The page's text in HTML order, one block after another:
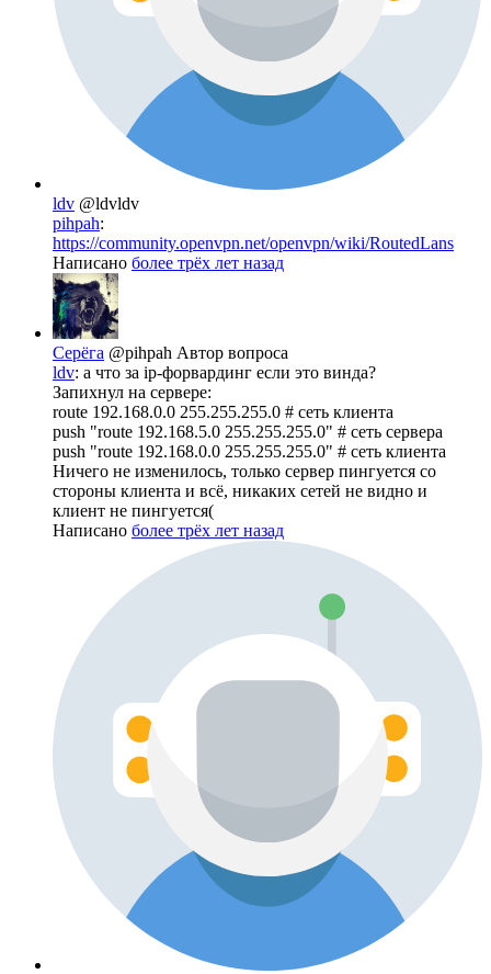
ldv @ldvldv
pihpah:
https://community.openvpn.net/openvpn/wiki/RoutedLans
Написано более трёх лет назад
Серёга @pihpah Автор вопроса
ldv: а что за ip-форвардинг если это винда?
Запихнул на сервере:
route 192.168.0.0 255.255.255.0 # сеть клиента
push "route 192.168.5.0 255.255.255.0" # сеть сервера
push "route 192.168.0.0 255.255.255.0" # сеть клиента
Ничего не изменилось, только сервер пингуется со
стороны клиента и всё, никаких сетей не видно и
клиент не пингуется(
Написано более трёх лет назад